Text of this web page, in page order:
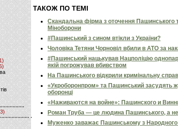
ТАКОЖ ПО ТЕМІ
Скандальна фірма з оточення Пашинського
Міноборони
#Пашинський з сином втікли з України?
Чоловіка Тетяни Чорновіл вбили в АТО за
#Пашинський нацькував Нацполіцію
якій погрожував вбивством
На Пашинського відкрили кримінальну
«Укроборонпром» та Пашинський засудять
оборонці
«Наживаются на войне»: Пашинского и
Роман Труба — це людина Пашинського, а
Муженко заважає Пашинському з